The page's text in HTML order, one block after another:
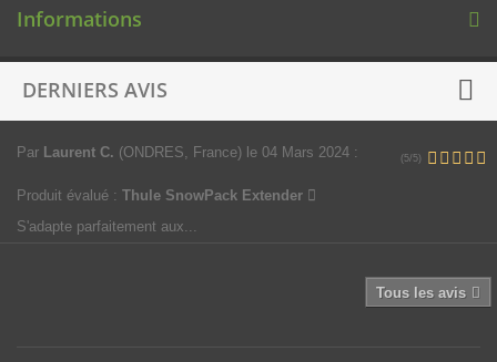
Informations
DERNIERS AVIS
Par Laurent C. (ONDRES, France) le 04 Mars 2024 : (5/5)
Produit évalué : Thule SnowPack Extender
S'adapte parfaitement aux...
Tous les avis